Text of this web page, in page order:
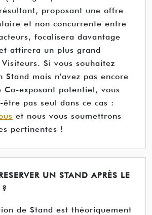
proposant une offre
et non concurrente entre
focalisera davantage
attirera un plus grand
Si vous souhaitez
Stand mais n'avez pas encore
Co-exposant potentiel, vous
être pas seul dans ce cas :
et nous vous soumettrons
pertinentes !
UN STAND APRÈS LE
de Stand est théoriquement